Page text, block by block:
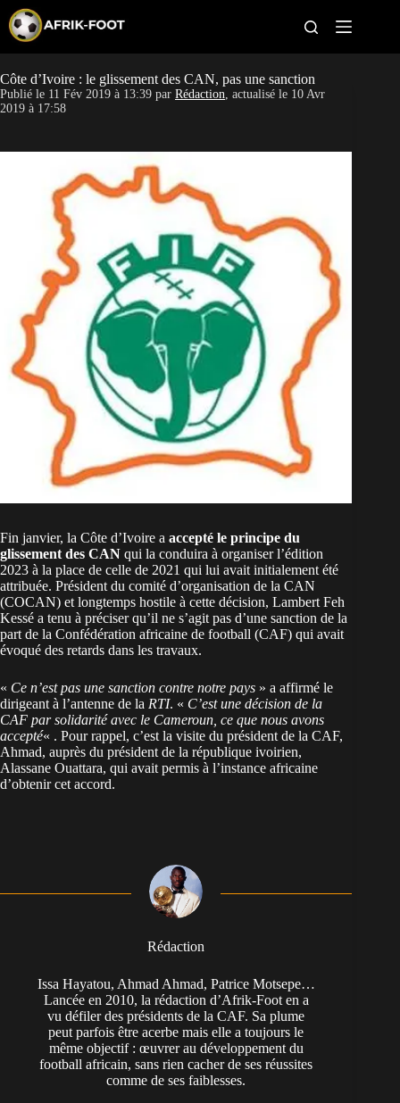
p
o
c
t
CAN féminine
Clubs
Classement
Paris sportifs
Côte d’Ivoire : le glissement des CAN, pas une sanction
Publié le 11 Fév 2019 à 13:39 par Rédaction, actualisé le 10 Avr
2019 à 17:58
Fin janvier, la Côte d’Ivoire a accepté le principe du
glissement des CAN qui la conduira à organiser l’édition
2023 à la place de celle de 2021 qui lui avait initialement été
attribuée. Président du comité d’organisation de la CAN
(COCAN) et longtemps hostile à cette décision, Lambert Feh
Kessé a tenu à préciser qu’il ne s’agit pas d’une sanction de la
part de la Confédération africaine de football (CAF) qui avait
évoqué des retards dans les travaux.
« Ce n’est pas une sanction contre notre pays » a affirmé le
dirigeant à l’antenne de la RTI. « C’est une décision de la
CAF par solidarité avec le Cameroun, ce que nous avons
accepté« . Pour rappel, c’est la visite du président de la CAF,
Ahmad, auprès du président de la république ivoirien,
Alassane Ouattara, qui avait permis à l’instance africaine
d’obtenir cet accord.
Rédaction
Issa Hayatou, Ahmad Ahmad, Patrice Motsepe…
Lancée en 2010, la rédaction d’Afrik-Foot en a
vu défiler des présidents de la CAF. Sa plume
peut parfois être acerbe mais elle a toujours le
même objectif : œuvrer au développement du
football africain, sans rien cacher de ses réussites
comme de ses faiblesses.